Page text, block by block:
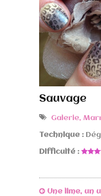
Sauvage
Galerie,
Technique :
Difficulté :
Une lime, un